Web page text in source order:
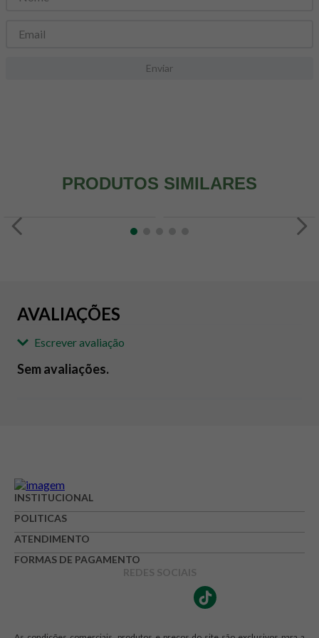
Enviar
PRODUTOS SIMILARES
AVALIAÇÕES
Escrever avaliação
Avalie o produto de 1 até 5 estrelas
★★★☆☆
Seu nome
Sem avaliações.
INSTITUCIONAL
POLITICAS
ATENDIMENTO
FORMAS DE PAGAMENTO
REDES SOCIAIS
8º snack proteico mundo verde
9 psyllium